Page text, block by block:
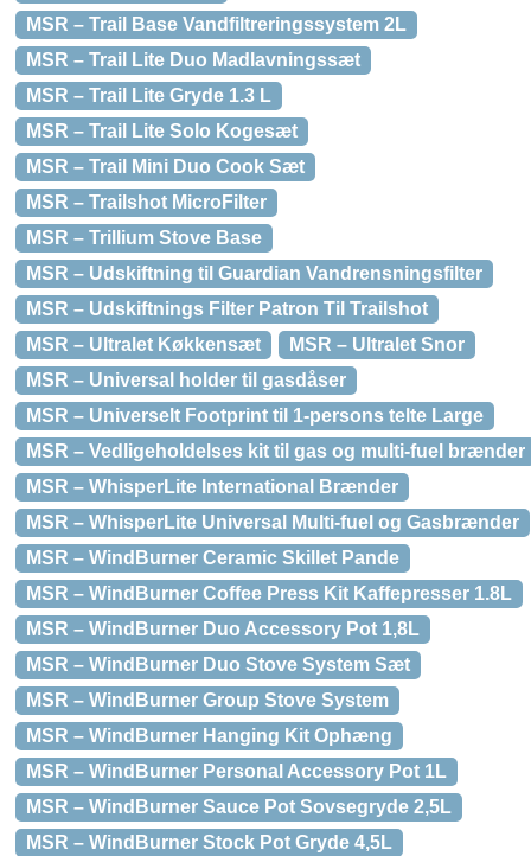
MSR – Trail Base Vandfiltreringssystem 2L
MSR – Trail Lite Duo Madlavningssæt
MSR – Trail Lite Gryde 1.3 L
MSR – Trail Lite Solo Kogesæt
MSR – Trail Mini Duo Cook Sæt
MSR – Trailshot MicroFilter
MSR – Trillium Stove Base
MSR – Udskiftning til Guardian Vandrensningsfilter
MSR – Udskiftnings Filter Patron Til Trailshot
MSR – Ultralet Køkkensæt
MSR – Ultralet Snor
MSR – Universal holder til gasdåser
MSR – Universelt Footprint til 1-persons telte Large
MSR – Vedligeholdelses kit til gas og multi-fuel brænder
MSR – WhisperLite International Brænder
MSR – WhisperLite Universal Multi-fuel og Gasbrænder
MSR – WindBurner Ceramic Skillet Pande
MSR – WindBurner Coffee Press Kit Kaffepresser 1.8L
MSR – WindBurner Duo Accessory Pot 1,8L
MSR – WindBurner Duo Stove System Sæt
MSR – WindBurner Group Stove System
MSR – WindBurner Hanging Kit Ophæng
MSR – WindBurner Personal Accessory Pot 1L
MSR – WindBurner Sauce Pot Sovsegryde 2,5L
MSR – WindBurner Stock Pot Gryde 4,5L